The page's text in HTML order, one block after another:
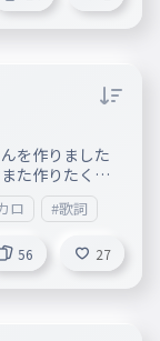
を作りました
た作りたくな
して頑張って
＿＿＿＿＿＿
作詞：
ロ #歌詞
56 27